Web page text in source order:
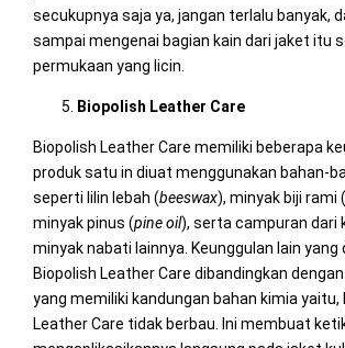
secukupnya saja ya, jangan terlalu banyak,
sampai mengenai bagian kain dari jaket itu
permukaan yang licin.
Biopolish Leather Care
Biopolish Leather Care memiliki beberapa
produk satu in diuat menggunakan bahan-
seperti lilin lebah (beeswax), minyak biji rami (
minyak pinus (pine oil), serta campuran dari
minyak nabati lainnya. Keunggulan lain yang
Biopolish Leather Care dibandingkan
yang memiliki kandungan bahan kimia yaitu,
Leather Care tidak berbau. Ini membuat